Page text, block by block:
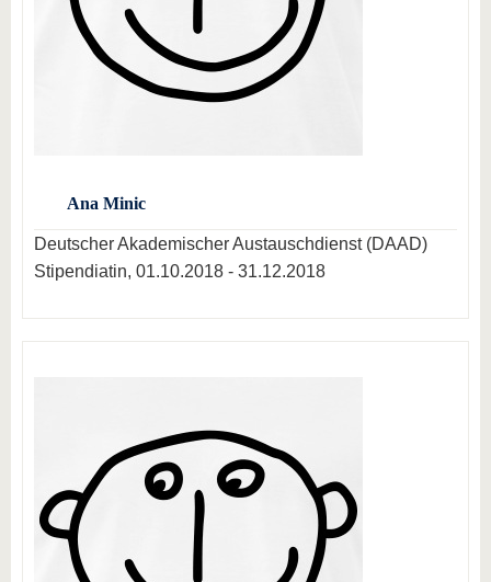
Ana Minic
Deutscher Akademischer Austauschdienst (DAAD)
Stipendiatin, 01.10.2018 - 31.12.2018